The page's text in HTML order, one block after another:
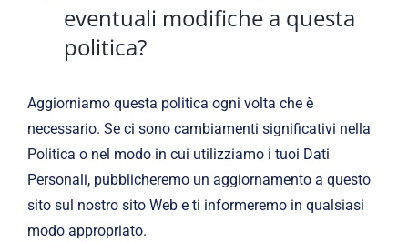
eventuali modifiche a questa
politica?
Aggiorniamo questa politica ogni volta che è
necessario. Se ci sono cambiamenti significativi nella
Politica o nel modo in cui utilizziamo i tuoi Dati
Personali, pubblicheremo un aggiornamento a questo
sito sul nostro sito Web e ti informeremo in qualsiasi
modo appropriato.